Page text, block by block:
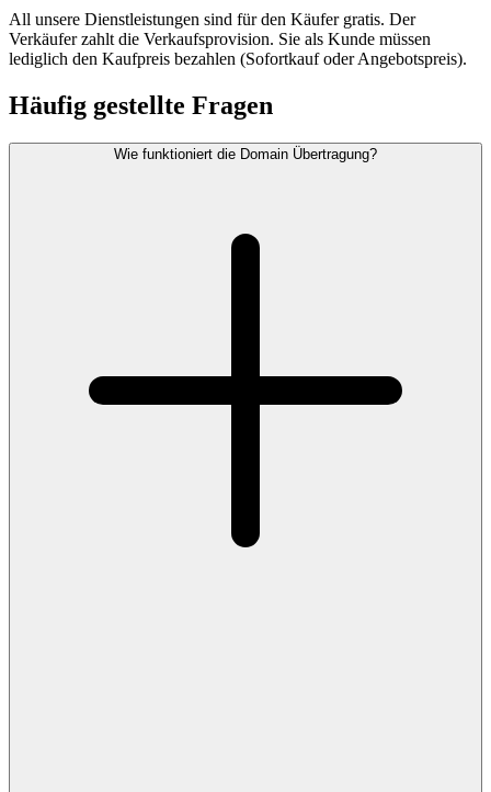
All unsere Dienstleistungen sind für den Käufer gratis. Der
Verkäufer zahlt die Verkaufsprovision. Sie als Kunde müssen
lediglich den Kaufpreis bezahlen (Sofortkauf oder Angebotspreis).
Häufig gestellte Fragen
Wie funktioniert die Domain Übertragung?